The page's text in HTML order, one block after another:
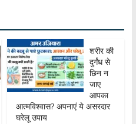
शरीर की
दुर्गंध से
छिन न
जाए
आपका
आत्मविश्वास? अपनाएं ये असरदार
घरेलू उपाय